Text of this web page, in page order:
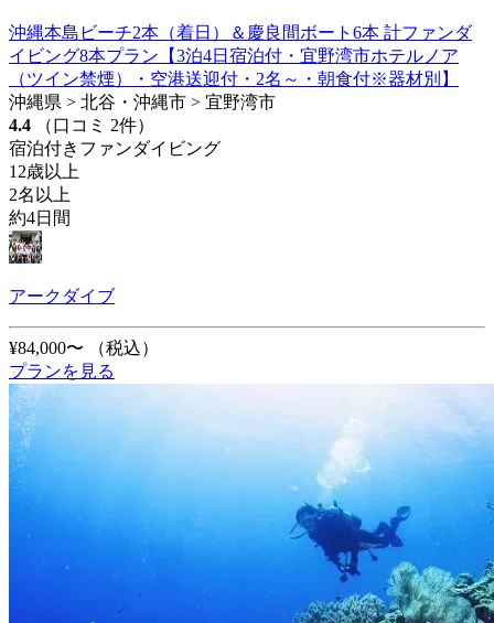
沖縄本島ビーチ2本（着日）＆慶良間ボート6本 計ファンダ
イビング8本プラン【3泊4日宿泊付・宜野湾市ホテルノア
（ツイン禁煙）・空港送迎付・2名～・朝食付※器材別】
沖縄県 > 北谷・沖縄市 > 宜野湾市
4.4
（口コミ 2件）
宿泊付きファンダイビング
12歳以上
2名以上
約4日間
アークダイブ
¥84,000〜
（税込）
プランを見る